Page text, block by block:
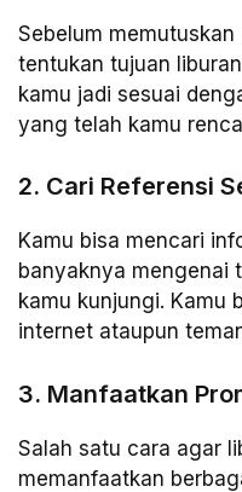
Sebelum
tentukan tujuan
kamu jadi sesuai
yang telah kamu
2. Cari Referensi
Kamu bisa mencari
banyaknya mengenai
kamu kunjungi. Kamu
internet ataupun
3. Manfaatkan
Salah satu cara agar
memanfaatkan